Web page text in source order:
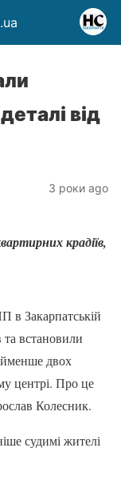
від
3 роки ago
крадіїв,
в Закарпатській
та встановили
двох
центрі. Про це
Колесник.
судимі жителі